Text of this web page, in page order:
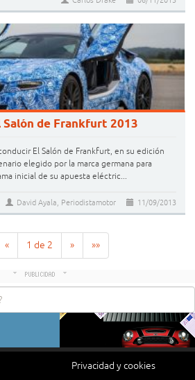
Salón de Frankfurt 2013
El Salón de Frankfurt, en su edición
elegido por la marca germana para
inicial de su apuesta eléctric...
11/09/2013
David Ayala, Periodistamotor
« 1 de 2 » »»
Privacidad y cookies